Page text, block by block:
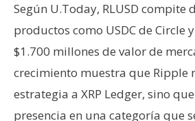
Según U.Today, RLUSD compite
productos como USDC de Circle
$1.700 millones de valor de
crecimiento muestra que Ripple
estrategia a XRP Ledger, sino
presencia en una categoría que